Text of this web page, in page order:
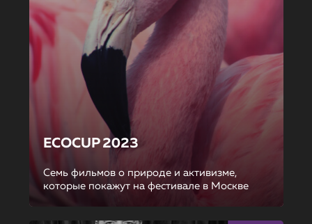
ECOCUP 2023
Семь фильмов о природе и активизме,
которые покажут на фестивале в Москве